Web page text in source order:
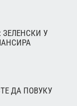
ЗЕЛЕНСКИ У
ДА ПОВУКУ